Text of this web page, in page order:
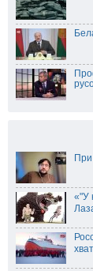
«"У